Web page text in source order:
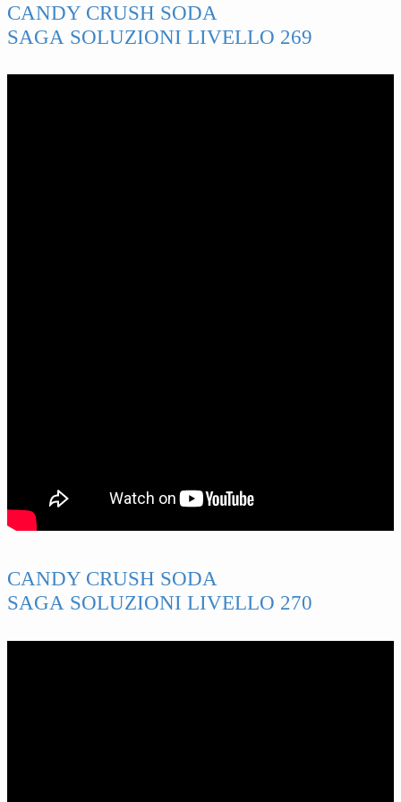
CANDY CRUSH SODA
SAGA SOLUZIONI LIVELLO 269
CANDY CRUSH SODA
SAGA SOLUZIONI LIVELLO 270